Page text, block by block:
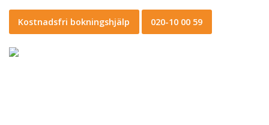
Kostnadsfri bokningshjälp 020-10 00 59